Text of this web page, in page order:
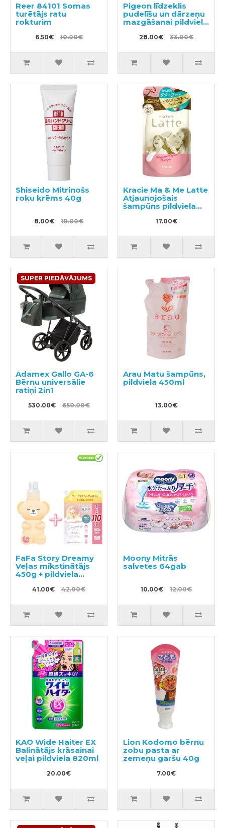
Reer 84101 Somas
turētājs ratu
rokturim
6.50€ 10.00€
Pigeon līdzeklis
pudelīšu un dārzeņu
mazgāšanai pildviela
28.00€ 33.00€
Shiseido Mitrinošs
roku krēms 40g
8.00€ 10.00€
Kracie Ma & Me Latte
Atjaunojošais
šampūns pildviela
17.00€
SUPER PIEDĀVĀJUMS
Adamex Gallo GA-6
Bērnu universālie
ratiņi 2in1
530.00€ 650.00€
Arau Matu šampūns,
pildviela 450ml
13.00€
FaFa Story Dreamy
Veļas mīkstinātājs
450g + pildviela
41.00€ 42.00€
Moony Mitrās
salvetes 64gab
10.00€ 12.00€
KAO Wide Haiter EX
Balinātājs krāsainai
veļai pildviela 820ml
20.00€
Lion Kodomo bērnu
zobu pasta ar
zemeņu garšu 40g
7.00€